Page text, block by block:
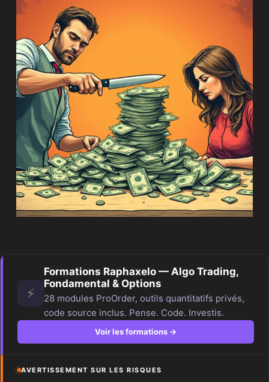
⚡
Formations Raphaxelo — Algo Trading,
Fondamental & Options
28 modules ProOrder, outils quantitatifs privés,
code source inclus. Pense. Code. Investis.
Voir les formations →
AVERTISSEMENT SUR LES RISQUES